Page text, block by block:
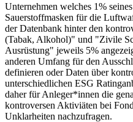
Unternehmen welches 1%
Sauerstoffmasken für die
der Datenbank hinter den
(Tabak, Alkohol)" und "Zivile
Ausrüstung" jeweils 5%
anderen Umfang für den
definieren oder Daten über
unterschiedlichen ESG
daher für Anleger*innen die
kontroversen Aktiviäten bei
Unklarheiten nachzufragen.